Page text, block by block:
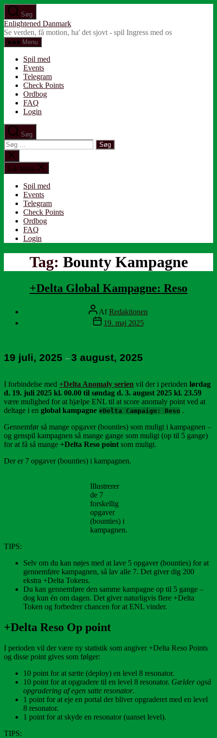
Spring
til
indholdet
Søg
Enlightened Danmark
Se verden, få motion, ha' det sjovt - spil Ingress med os
Menu
Spil med
Events
Telegram
Check Points
Ordbog
FAQ
Login
Søg
Søg
efter:
Luk
søgning
Luk Menu
Spil med
Events
Telegram
Check Points
Ordbog
FAQ
Login
Tag: Bounty Kampagne
+Delta Global Kampagne: Reso
Indlægsforfatter
AfRedaktionen
Indlægsdato
19. maj 2025
19 juli, 2025 –3 august, 2025
I forbindelse med +Delta Anomaly serien vil der i perioden lørdag
d. 19. juli 2025 kl. 00.00 til søndag d. 3. august 2025 kl. 23.59
være mulighed for at hjælpe ENL til at score anomaly point ved at
deltage i en global kampagne +Delta Campaign: Reso .
Gennemfør så mange opgaver (bounties) som muligt i kampagnen –
og genspil kampagnen så mange gange som muligt (op til 5 gange)
for at få så mange +Delta Reso point som muligt.
Der er 7 opgaver (bounties) i kampagnen.
Illustrerer
de 7
forskellig
opgaver
(bounties) i
kampagnen.
TIPS:
Selv om du kan nøjes med at lave 5 opgaver (bounties) for at
gennemføre kampagnen, så lav alle 7. Det giver dig 200
ekstra +Delta Tokens.
Du kan gennemføre den samme kampagne op til 5 gange –
dog kun én om dagen. Det giver naturligvis flere +Delta
Token og forbedrer chancen for at ENL vinder.
+Delta Reso Op point
I perioden vil der være ny statistik som angiver +Delta Reso Points
og disse point gives som følger:
10 point for at sætte (deploy) en level 8 resonator.
10 point for at opgradere til en level 8 resonator. Gælder også
opgradering af egen satte resonator.
1 point for at eje en portal der bliver opgraderet med en level
8 resonator.
1 point for at skyde en resonator (uanset level).
TIPS: